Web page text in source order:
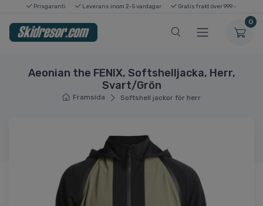
Prisgaranti Leverans inom 2-5 vardagar Gratis frakt över 999:-
0
Aeonian the FENIX, Softshelljacka, Herr,
Svart/Grön
Framsida Softshell jackor för herr